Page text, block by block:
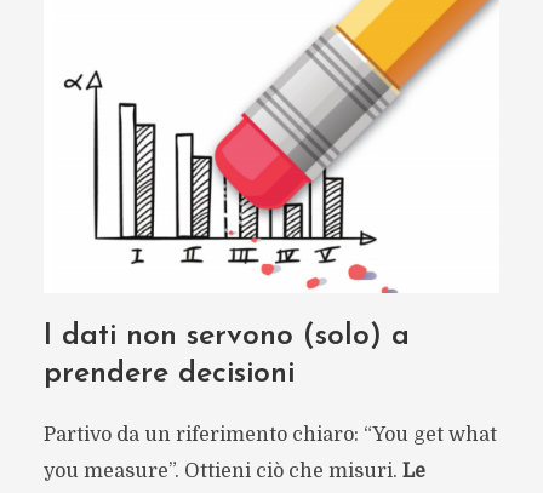
I dati non servono (solo) a
prendere decisioni
Partivo da un riferimento chiaro: “You get what
you measure”. Ottieni ciò che misuri. Le